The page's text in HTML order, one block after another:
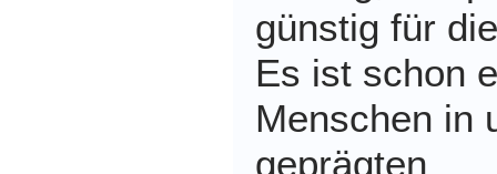
günstig für
Es ist schon
Menschen in
geprägten